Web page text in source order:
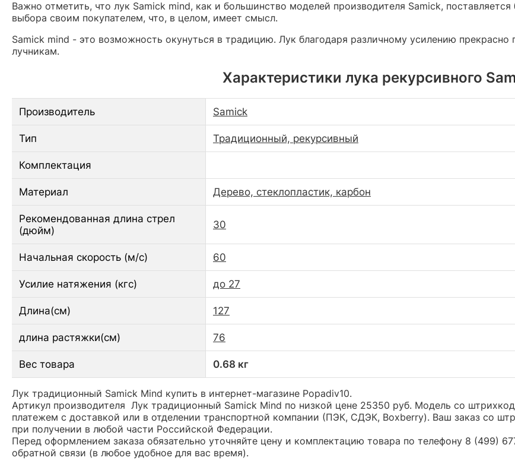
Важно отметить, что лук Samick mind, как и большинство моделей производителя Samick,
выбора своим покупателем, что, в целом, имеет смысл.
Samick mind - это возможность окунуться в традицию. Лук благодаря различному усилению
лучникам.
Характеристики лука рекурсивного
Производитель Samick
Тип Традиционный, рекурсивный
Комплектация
Материал Дерево, стеклопластик, карбон
Рекомендованная длина стрел
(дюйм)
30
Начальная скорость (м/с) 60
Усилие натяжения (кгс) до 27
Длина(см) 127
длина растяжки(см) 76
Вес товара 0.68 кг
Лук традиционный Samick Mind купить в интернет-магазине Popadiv10.
Артикул производителя Лук традиционный Samick Mind по низкой цене 25350 руб. Модель со
платежем с доставкой или в отделении транспортной компании (ПЭК, СДЭК, Boxberry). Ваш заказ со
при получении в любой части Российской Федерации.
Перед оформлением заказа обязательно уточняйте цену и комплектацию товара по телефону 8 (499)
обратной связи (в любое удобное для вас время).